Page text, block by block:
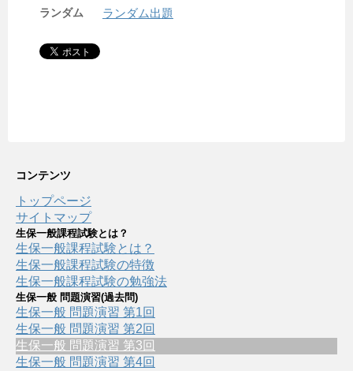
ランダム ランダム出題
コンテンツ
トップページ
サイトマップ
生保一般課程試験とは？
生保一般課程試験とは？
生保一般課程試験の特徴
生保一般課程試験の勉強法
生保一般 問題演習(過去問)
生保一般 問題演習 第1回
生保一般 問題演習 第2回
生保一般 問題演習 第3回
生保一般 問題演習 第4回